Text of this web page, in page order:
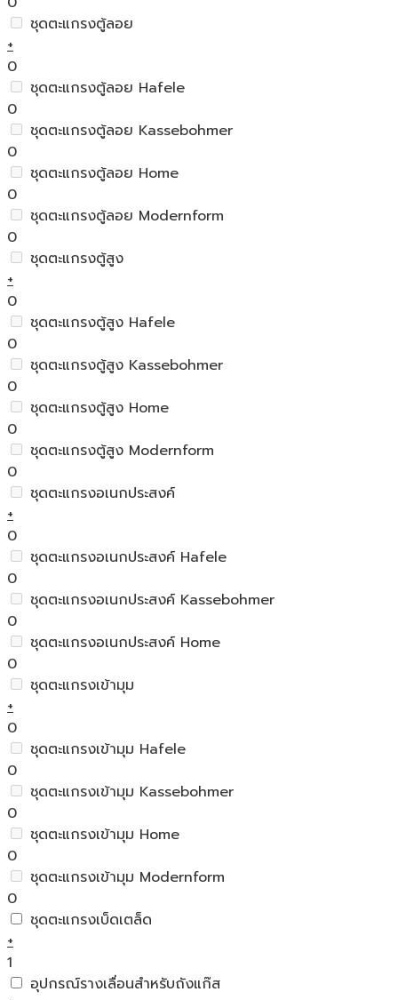
ชุดตะแกรงตู้ลอย
+
0
ชุดตะแกรงตู้ลอย Hafele
0
ชุดตะแกรงตู้ลอย Kassebohmer
0
ชุดตะแกรงตู้ลอย Home
0
ชุดตะแกรงตู้ลอย Modernform
0
ชุดตะแกรงตู้สูง
+
0
ชุดตะแกรงตู้สูง Hafele
0
ชุดตะแกรงตู้สูง Kassebohmer
0
ชุดตะแกรงตู้สูง Home
0
ชุดตะแกรงตู้สูง Modernform
0
ชุดตะแกรงอเนกประสงค์
+
0
ชุดตะแกรงอเนกประสงค์ Hafele
0
ชุดตะแกรงอเนกประสงค์ Kassebohmer
0
ชุดตะแกรงอเนกประสงค์ Home
0
ชุดตะแกรงเข้ามุม
+
0
ชุดตะแกรงเข้ามุม Hafele
0
ชุดตะแกรงเข้ามุม Kassebohmer
0
ชุดตะแกรงเข้ามุม Home
0
ชุดตะแกรงเข้ามุม Modernform
0
ชุดตะแกรงเบ็ดเตล็ด
+
1
อุปกรณ์รางเลื่อนสำหรับถังแก๊ส